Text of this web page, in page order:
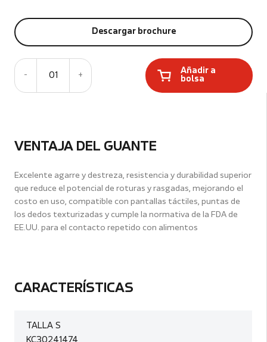
VENTAJA DEL GUANTE
Excelente agarre y destreza, resistencia y durabilidad superior
que reduce el potencial de roturas y rasgadas, mejorando el
costo en uso, compatible con pantallas táctiles, puntas de
los dedos texturizadas y cumple la normativa de la FDA de
EE.UU. para el contacto repetido con alimentos
CARACTERÍSTICAS
TALLA S
KC30241474
Descargar brochure
- 01 +
Añadir a
bolsa